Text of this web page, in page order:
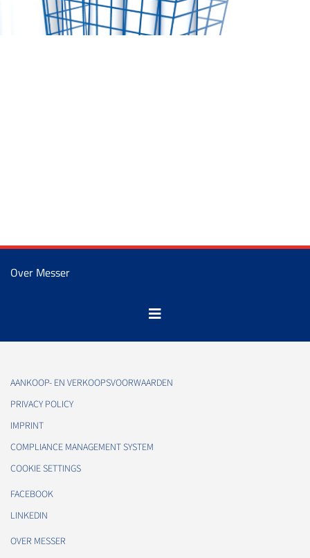
Over Messer
AANKOOP- EN VERKOOPSVOORWAARDEN
PRIVACY POLICY
IMPRINT
COMPLIANCE MANAGEMENT SYSTEM
COOKIE SETTINGS
FACEBOOK
LINKEDIN
OVER MESSER